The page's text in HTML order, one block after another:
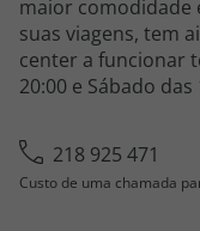
maior comodidade
suas viagens, tem
center a funcionar
20:00 e Sábado das
218 925 471
Custo de uma chamada